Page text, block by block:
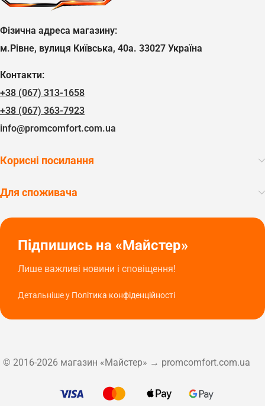
Фізична адреса магазину:
м.Рівне, вулиця Київська, 40а. 33027 Україна
Контакти:
+38 (067) 313-1658
+38 (067) 363-7923
info@promcomfort.com.ua
Корисні посилання
Для споживача
Підпишись на «Майстер»
Лише важливі новини і сповіщення!
Детальніше у Політика конфіденційності
© 2016-2026 магазин «Майстер» → promcomfort.com.ua